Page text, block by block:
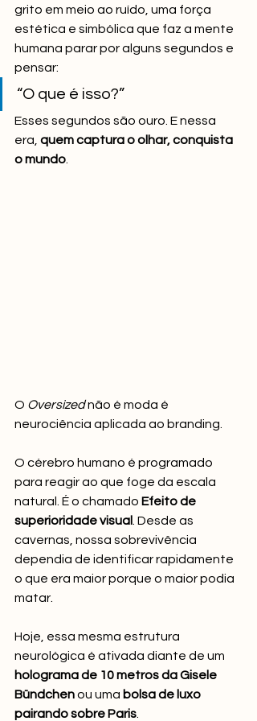
grito em meio ao ruído, uma força
estética e simbólica que faz a mente
humana parar por alguns segundos e
pensar:
“O que é isso?”
Esses segundos são ouro. E nessa
era, quem captura o olhar, conquista
o mundo
O Oversized não é moda é
neurociência aplicada ao branding.
O cérebro humano é programado
para reagir ao que foge da escala
natural. É o chamado Efeito de
superioridade visual . Desde as
cavernas, nossa sobrevivência
dependia de identificar rapidamente
o que era maior porque o maior podia
matar.
Hoje, essa mesma estrutura
neurológica é ativada diante de um
holograma de 10 metros da Gisele
Bündchen ou uma bolsa de luxo
pairando sobre Paris